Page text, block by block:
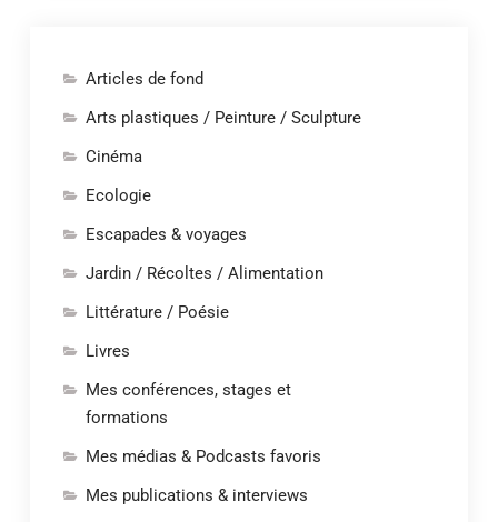
Articles de fond
Arts plastiques / Peinture / Sculpture
Cinéma
Ecologie
Escapades & voyages
Jardin / Récoltes / Alimentation
Littérature / Poésie
Livres
Mes conférences, stages et
formations
Mes médias & Podcasts favoris
Mes publications & interviews